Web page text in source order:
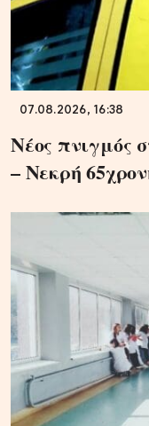
07.08.2026, 16:38
Νέος πνιγμός
– Νεκρή